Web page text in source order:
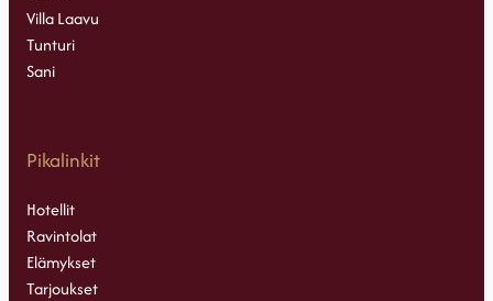
Villa Laavu
Tunturi
Sani
Pikalinkit
Hotellit
Ravintolat
Elämykset
Tarjoukset